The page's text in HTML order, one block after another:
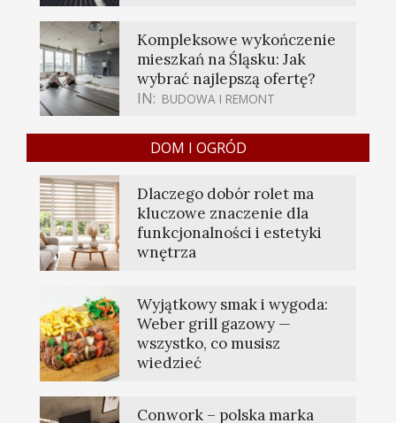
Kompleksowe wykończenie
mieszkań na Śląsku: Jak
wybrać najlepszą ofertę?
IN: BUDOWA I REMONT
DOM I OGRÓD
Dlaczego dobór rolet ma
kluczowe znaczenie dla
funkcjonalności i estetyki
wnętrza
Wyjątkowy smak i wygoda:
Weber grill gazowy —
wszystko, co musisz
wiedzieć
Conwork – polska marka